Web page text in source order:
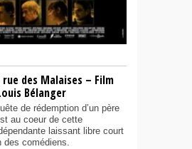
rue des Malaises – Film
Bélanger
de rédemption d’un père
au coeur de cette
laissant libre court
des comédiens.